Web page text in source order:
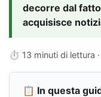
decorre dal
acquisisce
⏱ 13 minuti di lettura
📋 In questa